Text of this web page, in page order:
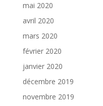
mai 2020
avril 2020
mars 2020
février 2020
janvier 2020
décembre 2019
novembre 2019